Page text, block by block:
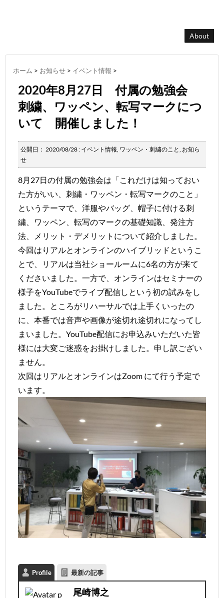
About
ホーム > お知らせ > イベント情報 >
2020年8月27日 付属の勉強会
刺繍、ワッペン、転写マークにつ
いて 開催しました！
公開日： 2020/08/28: イベント情報, ワッペン・刺繍のこと, お知ら
せ
8月27日の付属の勉強会は「これだけは知っておい
た方がいい、刺繍・ワッペン・転写マークのこと」
というテーマで、洋服やバッグ、帽子に付ける刺
繍、ワッペン、転写のマークの基礎知識、発注方
法、メリット・デメリットについて紹介しました。
今回はりアルとオンラインのハイブリッドというこ
とで、リアルは当社ショールームに6名の方が来て
くださいました。一方で、オンラインはセミナーの
様子をYouTubeでライブ配信しという初の試みをし
ました。ところがリハーサルでは上手くいったの
に、本番では音声や画像が途切れ途切れになってし
まいました。YouTube配信にお申込みいただいた皆
様には大変ご迷惑をお掛けしました。申し訳ござい
ません。
次回はリアルとオンラインはZoom にて行う予定で
います。
Profile 最新の記事
尾崎博之